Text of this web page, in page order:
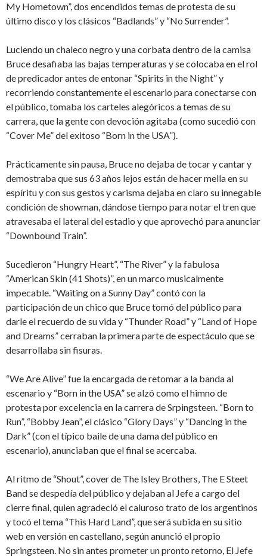
My Hometown”, dos encendidos temas de protesta de su
último disco y los clásicos “Badlands” y “No Surrender”.
Luciendo un chaleco negro y una corbata dentro de la camisa
Bruce desafiaba las bajas temperaturas y se colocaba en el rol
de predicador antes de entonar “Spirits in the Night” y
recorriendo constantemente el escenario para conectarse con
el público, tomaba los carteles alegóricos a temas de su
carrera, que la gente con devoción agitaba (como sucedió con
“Cover Me” del exitoso “Born in the USA”).
Prácticamente sin pausa, Bruce no dejaba de tocar y cantar y
demostraba que sus 63 años lejos están de hacer mella en su
espíritu y con sus gestos y carisma dejaba en claro su innegable
condición de showman, dándose tiempo para notar el tren que
atravesaba el lateral del estadio y que aprovechó para anunciar
“Downbound Train”.
Sucedieron “Hungry Heart”, “The River” y la fabulosa
“American Skin (41 Shots)”, en un marco musicalmente
impecable. “Waiting on a Sunny Day” contó con la
participación de un chico que Bruce tomó del público para
darle el recuerdo de su vida y “Thunder Road” y “Land of Hope
and Dreams” cerraban la primera parte de espectáculo que se
desarrollaba sin fisuras.
“We Are Alive” fue la encargada de retomar a la banda al
escenario y “Born in the USA” se alzó como el himno de
protesta por excelencia en la carrera de Srpingsteen. “Born to
Run”, “Bobby Jean”, el clásico “Glory Days” y “Dancing in the
Dark” (con el típico baile de una dama del público en
escenario), anunciaban que el final se acercaba.
Al ritmo de “Shout”, cover de The Isley Brothers, The E Steet
Band se despedía del público y dejaban al Jefe a cargo del
cierre final, quien agradeció el caluroso trato de los argentinos
y tocó el tema “This Hard Land”, que será subida en su sitio
web en versión en castellano, según anunció el propio
Springsteen. No sin antes prometer un pronto retorno, El Jefe